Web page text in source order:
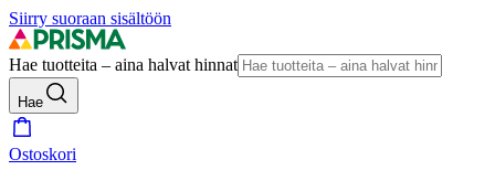
Siirry suoraan sisältöön
Hae tuotteita – aina halvat hinnat
Hae
Ostoskori